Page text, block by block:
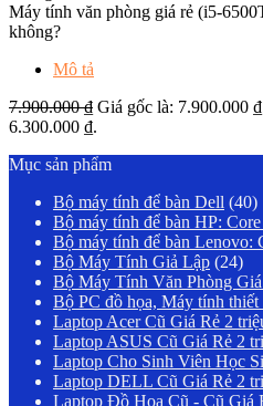
Máy tính văn phòng giá rẻ (i5-
không?
Mô tả
7.900.000₫ Giá gốc là: 7.900.000
6.300.000 ₫.
Mục sản phẩm
Bộ máy tính để bàn Dell (40)
Bộ máy tính để bàn HP:
Bộ máy tính để bàn Lenovo:
Bộ Máy Tính Giả Lập (24)
Bộ Máy Tính Văn Phòng
Bộ PC đồ họa, Máy tính thiết
Laptop Acer Cũ Giá Rẻ 2
Laptop ASUS Cũ Giá Rẻ 2
Laptop Cho Sinh Viên Học
Laptop DELL Cũ Giá Rẻ 2
Laptop Đồ Hoạ Cũ - Cũ Giá